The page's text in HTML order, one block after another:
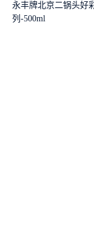
永丰牌北京二锅头好
列-500ml